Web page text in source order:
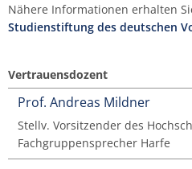
Nähere Informationen erhalten
Studienstiftung des deutschen
Vertrauensdozent
Prof. Andreas Mildner
Stellv. Vorsitzender des
Fachgruppensprecher Harfe